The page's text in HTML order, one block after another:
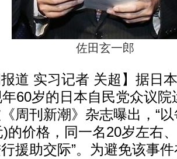
佐田玄一郎
实习记者 关超】据日本
60岁的日本自民党众议
周刊新潮》杂志曝出，“
)的价格，同一名20岁左右
援助交际”。为避免该事